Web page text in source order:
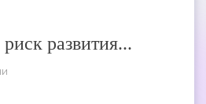
развития...